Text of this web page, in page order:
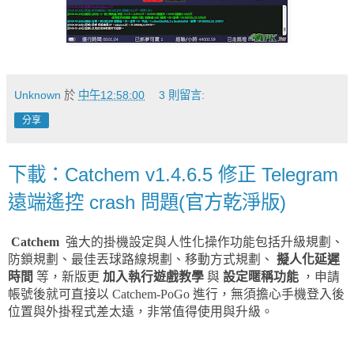
Unknown 於 中午12:58:00 3 則留言:
分享
下載：Catchem v1.4.6.5 修正 Telegram
遠端遙控 crash 問題(官方乾淨版)
Catchem 強大的掛機設定與人性化操作功能包括升級規劃、
防鎖規劃、最佳丟球路線規劃、移動方式規劃、 擬人化延遲
時間 等，新版更 加入執行遊戲教學 與 設定暱稱功能 ，申請
帳號後就可直接以 Catchem-PoGo 進行，無須擔心手機登入後
位置與外掛程式差太遠，非常值得使用與升級。